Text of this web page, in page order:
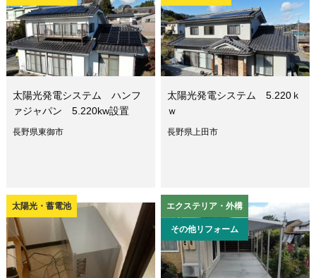
太陽光発電システム ハンフ
ァジャパン 5.220kw設置
長野県東御市
太陽光発電システム 5.220ｋ
ｗ
長野県上田市
太陽光・蓄電池 エクステリア・外構
その他リフォーム